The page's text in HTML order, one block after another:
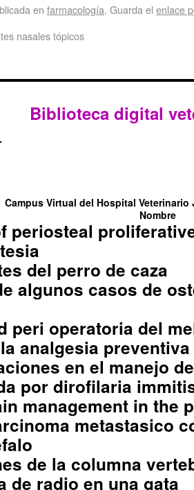
en farmacología. Guarda el enlace
nasales tópicos
Biblioteca digital
Campus Virtual del Hospital Veterinario
Nombre
periosteal
del perro de caza
algunos casos de
peri operatoria del
analgesia
en el manejo
por dirofilaria
management in the
metastasico
de la columna
de radio en una gata